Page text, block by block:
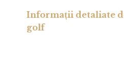
Informații detaliate
golf